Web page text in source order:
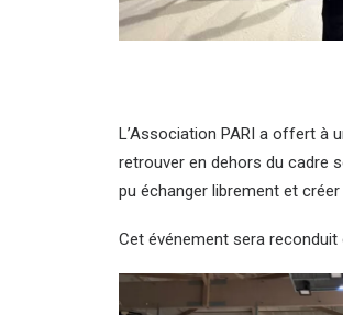
L’Association PARI a offert à
retrouver en dehors du cadre
pu échanger librement et
Cet événement sera